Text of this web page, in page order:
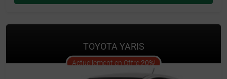
TOYOTA YARIS
Actuellement en Offre 20%!offer